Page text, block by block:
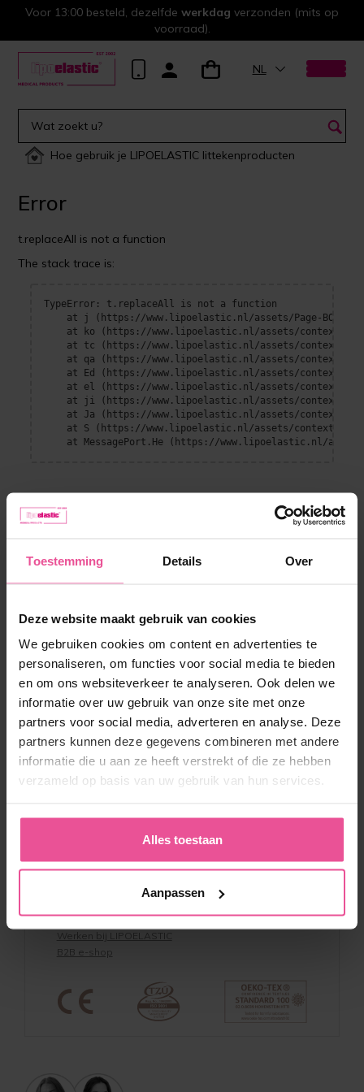
Toestemming Details Over
Deze website maakt gebruik van cookies
We gebruiken cookies om content en advertenties te
personaliseren, om functies voor social media te bieden
en om ons websiteverkeer te analyseren. Ook delen we
informatie over uw gebruik van onze site met onze
partners voor social media, adverteren en analyse. Deze
partners kunnen deze gegevens combineren met andere
informatie die u aan ze heeft verstrekt of die ze hebben
verzameld op basis van uw gebruik van hun services.
Alles toestaan
Aanpassen
Voor 13:00 besteld, dezelfde werkdag verzonden (mits op
voorraad).
NL
Hoe gebruik je LIPOELASTIC littekenproducten
Error
t.replaceAll is not a function
The stack trace is:
TypeError: t.replaceAll is not a function
at j (https://www.lipoelastic.nl/assets/Page-BOrFn-
at ko (https://www.lipoelastic.nl/assets/context-
at tc (https://www.lipoelastic.nl/assets/context-
at qa (https://www.lipoelastic.nl/assets/context-
at Ed (https://www.lipoelastic.nl/assets/context-
at el (https://www.lipoelastic.nl/assets/context-
at ji (https://www.lipoelastic.nl/assets/context-
at Ja (https://www.lipoelastic.nl/assets/context-
at S (https://www.lipoelastic.nl/assets/context-
at MessagePort.He (https://www.lipoelastic.nl/
Klantenservice
Contact
Boutique
Verzendmethoden en betalen
Algemene Voorwaarden
Retourneren
Kortingscodes & Voorwaarden
Privacy verklaring
Over ons & Contact
Referentie
Werken bij LIPOELASTIC
B2B e-shop